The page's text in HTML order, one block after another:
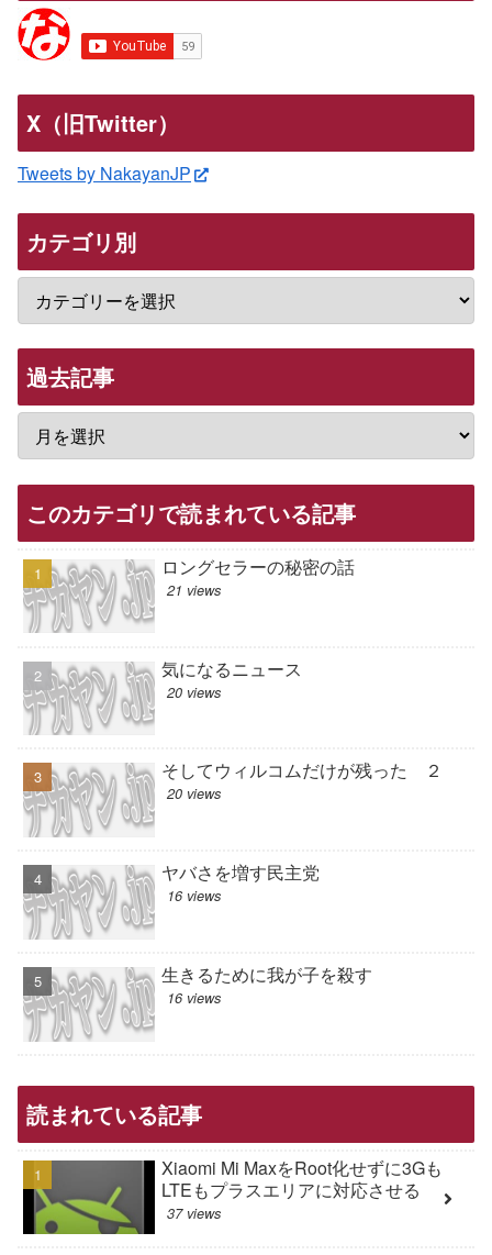
X（旧Twitter）
Tweets by NakayanJP
カテゴリ別
過去記事
このカテゴリで読まれている記事
ロングセラーの秘密の話
21 views
気になるニュース
20 views
そしてウィルコムだけが残った ２
20 views
ヤバさを増す民主党
16 views
生きるために我が子を殺す
16 views
読まれている記事
Xiaomi Mi MaxをRoot化せずに3Gも
LTEもプラスエリアに対応させる
37 views